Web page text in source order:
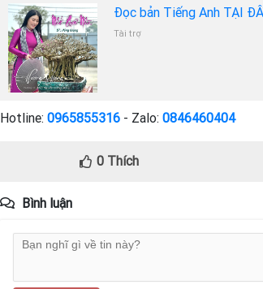
Đọc bản Tiếng Anh TẠI
Tài trợ
Hotline: 0965855316 - Zalo: 0846460404
0Thích
Bình luận